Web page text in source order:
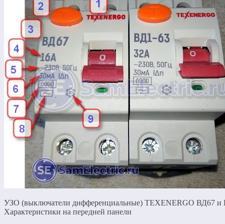
УЗО (выключатели дифференциальные) TEXENERGO ВД67 и
Характеристики на передней панели